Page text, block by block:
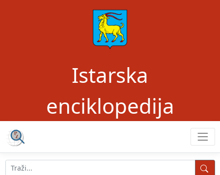
Istarska
enciklopedija